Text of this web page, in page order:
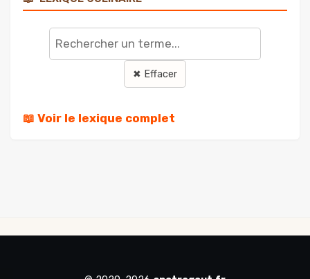
terme
✖ Effacer
📖 Voir le lexique complet